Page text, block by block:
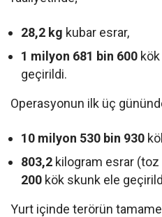
28,2 kg kubar esrar,
1 milyon 681 bin 600
geçirildi.
Operasyonun ilk üç
10 milyon 530 bin 930
803,2 kilogram esrar (toz
200 kök skunk ele
Yurt içinde terörün